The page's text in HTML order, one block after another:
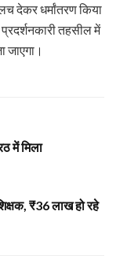
देकर धर्मांतरण किया
तहसील में
जाएगा।
में मिला
₹36 लाख हो रहे